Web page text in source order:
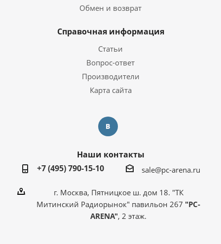
Обмен и возврат
Справочная информация
Статьи
Вопрос-ответ
Производители
Карта сайта
Наши контакты
+7 (495) 790-15-10
sale@pc-arena.ru
г. Москва, Пятницкое ш. дом 18. "ТК
Митинский Радиорынок" павильон 267 "PC-
ARENA", 2 этаж.